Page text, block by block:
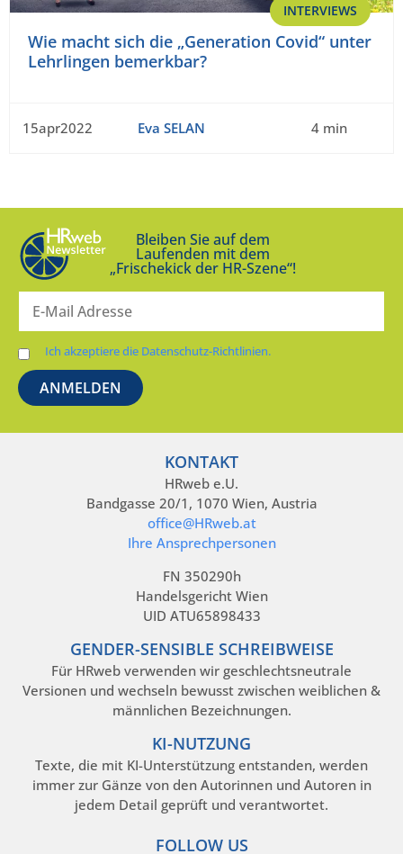
INTERVIEWS
Wie macht sich die „Generation Covid“ unter
Lehrlingen bemerkbar?
15apr2022 Eva SELAN 4 min
Bleiben Sie auf dem
Laufenden mit dem
„Frischekick der HR-Szene“!
Ich akzeptiere die Datenschutz-Richtlinien.
KONTAKT
HRweb e.U.
Bandgasse 20/1, 1070 Wien, Austria
office@HRweb.at
Ihre Ansprechpersonen
FN 350290h
Handelsgericht Wien
UID ATU65898433
GENDER-SENSIBLE SCHREIBWEISE
Für HRweb verwenden wir geschlechtsneutrale
Versionen und wechseln bewusst zwischen weiblichen &
männlichen Bezeichnungen.
KI-NUTZUNG
Texte, die mit KI-Unterstützung entstanden, werden
immer zur Gänze von den Autorinnen und Autoren in
jedem Detail geprüft und verantwortet.
FOLLOW US